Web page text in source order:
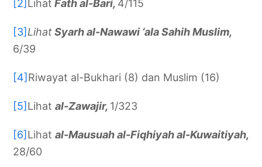
[2]Lihat Fath al-Bari, 4/115
[3]LihatSyarh al-Nawawi ‘ala Sahih Muslim,
6/39
[4]Riwayat al-Bukhari (8) dan Muslim (16)
[5]Lihatal-Zawajir, 1/323
[6]Lihatal-Mausuah al-Fiqhiyah al-Kuwaitiyah,
28/60